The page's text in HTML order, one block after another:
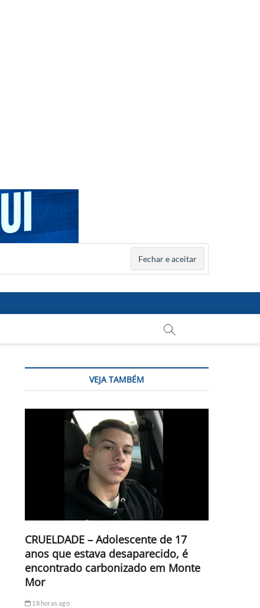
VEJA TAMBÉM
CRUELDADE – Adolescente de 17
anos que estava desaparecido, é
encontrado carbonizado em Monte
Mor
18 horas ago